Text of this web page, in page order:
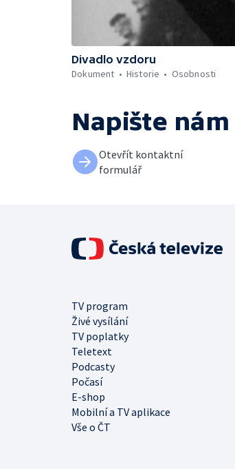
Divadlo vzdoru
Dokument
Historie Osobnosti
Napište nám
Otevřít kontaktní
formulář
TV program
Živé vysílání
TV poplatky
Teletext
Podcasty
Počasí
E-shop
Mobilní a TV aplikace
Vše o ČT